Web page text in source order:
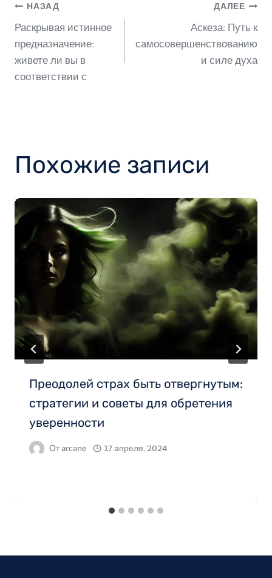
Навигация
по
записям
НАЗАД
Раскрывая истинное
предназначение:
живете ли вы в
соответствии с
ДАЛЕЕ
Аскеза: Путь к
самосовершенствованию
и силе духа
Похожие записи
Преодолей страх быть отвергнутым:
стратегии и советы для обретения
уверенности
Отarcane 17 апреля, 2024